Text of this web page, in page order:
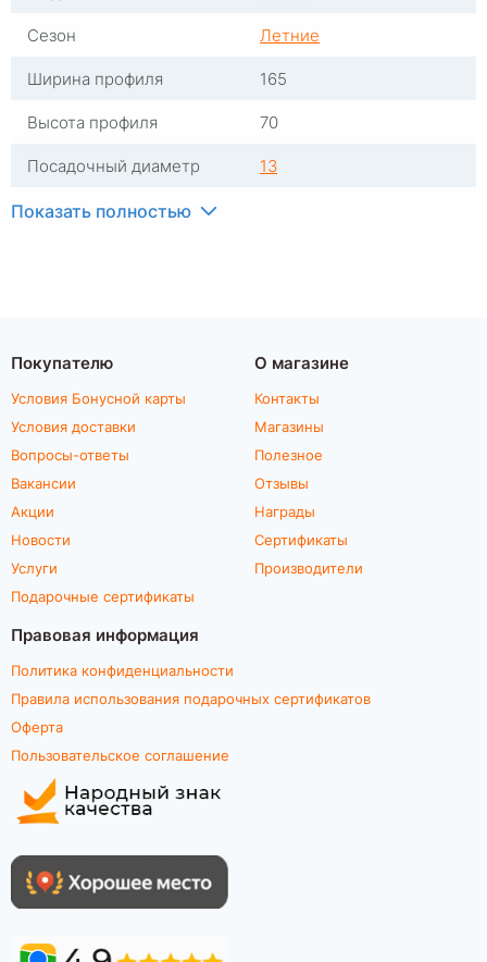
Сезон
Летние
Ширина профиля
165
Высота профиля
70
Посадочный диаметр
13
Индекс скорости
С камерой
Без камеры
RunFlat
Комплектация
шина
Нешипованная
Гарантия
Страна изготовителя
Показать полностью
Покупателю
Условия Бонусной карты
Условия доставки
Вопросы-ответы
Вакансии
Акции
Новости
Услуги
Подарочные сертификаты
О магазине
Контакты
Магазины
Полезное
Отзывы
Награды
Сертификаты
Производители
Правовая информация
Политика конфиденциальности
Правила использования подарочных сертификатов
Оферта
Пользовательское соглашение